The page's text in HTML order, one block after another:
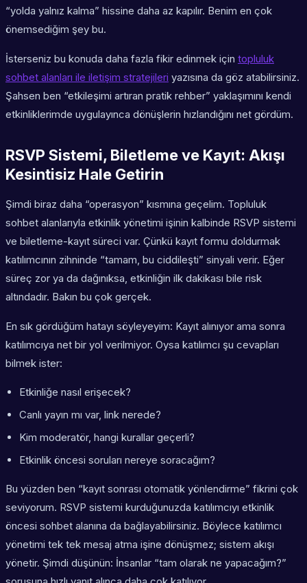
“yolda yalnız kalma” hissine daha az kapılır. Benim en çok
önemsediğim şey bu.
İsterseniz bu konuda daha fazla fikir edinmek için topluluk
sohbet alanları ile iletişim stratejileri yazısına da göz atabilirsiniz.
Şahsen ben “etkileşimi artıran pratik rehber” yaklaşımını kendi
etkinliklerimde uygulayınca dönüşlerin hızlandığını net gördüm.
RSVP Sistemi, Biletleme ve Kayıt: Akışı
Kesintisiz Hale Getirin
Şimdi biraz daha “operasyon” kısmına geçelim. Topluluk
sohbet alanlarıyla etkinlik yönetimi işinin kalbinde RSVP sistemi
ve biletleme-kayıt süreci var. Çünkü kayıt formu doldurmak
katılımcının zihninde “tamam, bu ciddileşti” sinyali verir. Eğer
süreç zor ya da dağınıksa, etkinliğin ilk dakikası bile risk
altındadır. Bakın bu çok gerçek.
En sık gördüğüm hatayı söyleyeyim: Kayıt alınıyor ama sonra
katılımcıya net bir yol verilmiyor. Oysa katılımcı şu cevapları
bilmek ister:
Etkinliğe nasıl erişecek?
Canlı yayın mı var, link nerede?
Kim moderatör, hangi kurallar geçerli?
Etkinlik öncesi soruları nereye soracağım?
Bu yüzden ben “kayıt sonrası otomatik yönlendirme” fikrini çok
seviyorum. RSVP sistemi kurduğunuzda katılımcıyı etkinlik
öncesi sohbet alanına da bağlayabilirsiniz. Böylece katılımcı
yönetimi tek tek mesaj atma işine dönüşmez; sistem akışı
yönetir. Şimdi düşünün: İnsanlar “tam olarak ne yapacağım?”